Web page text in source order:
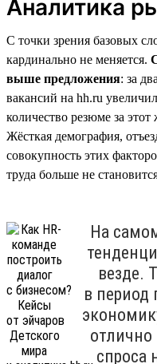
Аналитика
С точки зрения базовых
кардинально не меняется.
выше предложения: за
вакансий на hh.ru
количество резюме за
Жёсткая демография,
совокупность этих
труда больше не
На
везде.
в
отлично
спроса